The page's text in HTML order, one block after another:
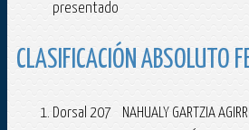
presentado
CLASIFICACIÓN ABSOLUTO
Dorsal 207 NAHUALY GARTZIA